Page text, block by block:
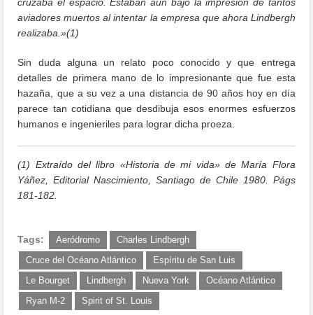
aviadores muertos al intentar la empresa que ahora Lindbergh
realizaba.»(1)
Sin duda alguna un relato poco conocido y que entrega
detalles de primera mano de lo impresionante que fue esta
hazaña, que a su vez a una distancia de 90 años hoy en día
parece tan cotidiana que desdibuja esos enormes esfuerzos
humanos e ingenieriles para lograr dicha proeza.
(1) Extraído del libro «Historia de mi vida» de María Flora
Yáñez, Editorial Nascimiento, Santiago de Chile 1980. Págs
181-182.
Tags: Aeródromo
Charles Lindbergh
Cruce del Océano Atlántico
Espíritu de San Luis
Le Bourget
Lindbergh Nueva York
Océano Atlántico
Ryan M-2
Spirit of St. Louis